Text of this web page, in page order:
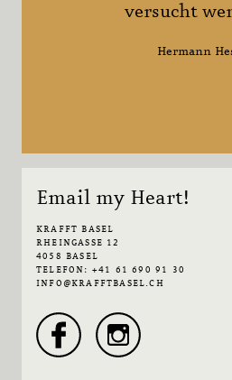
versucht
Hermann
Email my Heart!
KRAFFT BASEL
RHEINGASSE 12
4058 BASEL
TELEFON: +41 61 690 91 30
INFO@KRAFFTBASEL.CH